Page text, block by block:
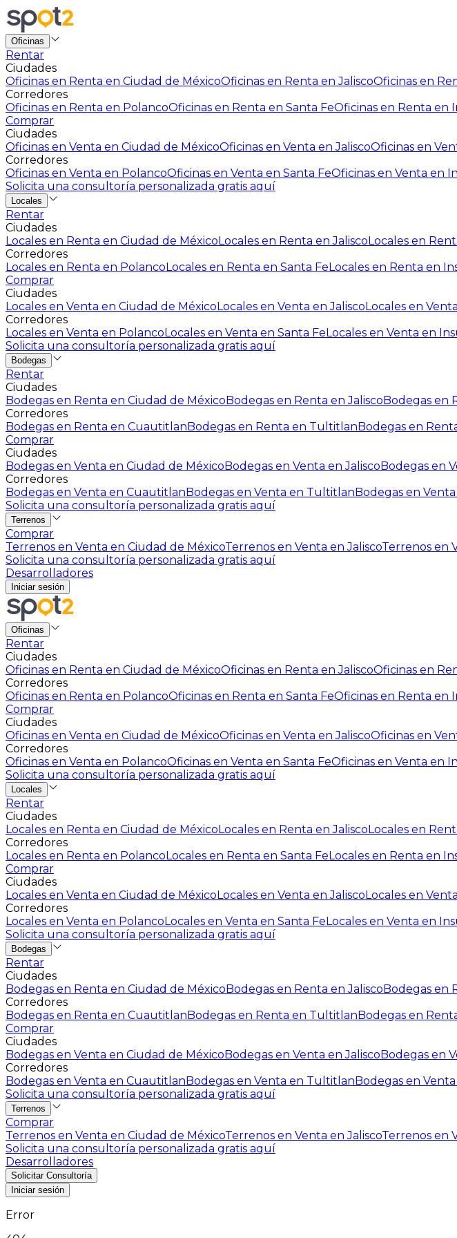
Oficinas
Rentar
Ciudades
Oficinas en Renta en Ciudad de MéxicoOficinas en Renta en JaliscoOficinas en
Corredores
Oficinas en Renta en PolancoOficinas en Renta en Santa FeOficinas en Renta en
Comprar
Ciudades
Oficinas en Venta en Ciudad de MéxicoOficinas en Venta en JaliscoOficinas en
Corredores
Oficinas en Venta en PolancoOficinas en Venta en Santa FeOficinas en Venta en
Solicita una consultoría personalizada gratis aquí
Locales
Rentar
Ciudades
Locales en Renta en Ciudad de MéxicoLocales en Renta en JaliscoLocales en
Corredores
Locales en Renta en PolancoLocales en Renta en Santa FeLocales en Renta en
Comprar
Ciudades
Locales en Venta en Ciudad de MéxicoLocales en Venta en JaliscoLocales en
Corredores
Locales en Venta en PolancoLocales en Venta en Santa FeLocales en Venta en
Solicita una consultoría personalizada gratis aquí
Bodegas
Rentar
Ciudades
Bodegas en Renta en Ciudad de MéxicoBodegas en Renta en JaliscoBodegas en
Corredores
Bodegas en Renta en CuautitlanBodegas en Renta en TultitlanBodegas en
Comprar
Ciudades
Bodegas en Venta en Ciudad de MéxicoBodegas en Venta en JaliscoBodegas en
Corredores
Bodegas en Venta en CuautitlanBodegas en Venta en TultitlanBodegas en
Solicita una consultoría personalizada gratis aquí
Terrenos
Comprar
Terrenos en Venta en Ciudad de MéxicoTerrenos en Venta en JaliscoTerrenos en
Solicita una consultoría personalizada gratis aquí
Desarrolladores
Iniciar sesión
Oficinas
Rentar
Ciudades
Oficinas en Renta en Ciudad de MéxicoOficinas en Renta en JaliscoOficinas en
Corredores
Oficinas en Renta en PolancoOficinas en Renta en Santa FeOficinas en Renta en
Comprar
Ciudades
Oficinas en Venta en Ciudad de MéxicoOficinas en Venta en JaliscoOficinas en
Corredores
Oficinas en Venta en PolancoOficinas en Venta en Santa FeOficinas en Venta en
Solicita una consultoría personalizada gratis aquí
Locales
Rentar
Ciudades
Locales en Renta en Ciudad de MéxicoLocales en Renta en JaliscoLocales en
Corredores
Locales en Renta en PolancoLocales en Renta en Santa FeLocales en Renta en
Comprar
Ciudades
Locales en Venta en Ciudad de MéxicoLocales en Venta en JaliscoLocales en
Corredores
Locales en Venta en PolancoLocales en Venta en Santa FeLocales en Venta en
Solicita una consultoría personalizada gratis aquí
Bodegas
Rentar
Ciudades
Bodegas en Renta en Ciudad de MéxicoBodegas en Renta en JaliscoBodegas en
Corredores
Bodegas en Renta en CuautitlanBodegas en Renta en TultitlanBodegas en
Comprar
Ciudades
Bodegas en Venta en Ciudad de MéxicoBodegas en Venta en JaliscoBodegas en
Corredores
Bodegas en Venta en CuautitlanBodegas en Venta en TultitlanBodegas en
Solicita una consultoría personalizada gratis aquí
Terrenos
Comprar
Terrenos en Venta en Ciudad de MéxicoTerrenos en Venta en JaliscoTerrenos en
Solicita una consultoría personalizada gratis aquí
Desarrolladores
Solicitar Consultoría
Iniciar sesión
Error